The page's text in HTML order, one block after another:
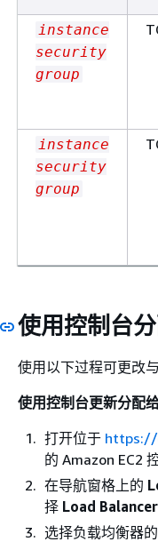
instance
security
group
instance
security
group
使用控制台
使用以下过程可更改
使用控制台更新分配
打开位于 https://
的 Amazon EC2
在导航窗格上的
择 Load
选择负载均衡器